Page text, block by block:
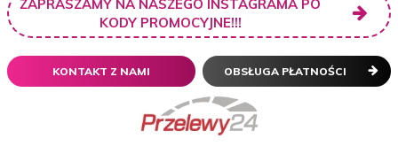
ZAPRASZAMY NA NASZEGO INSTAGRAMA PO
KODY PROMOCYJNE!!!
KONTAKT Z NAMI OBSŁUGA PŁATNOŚCI